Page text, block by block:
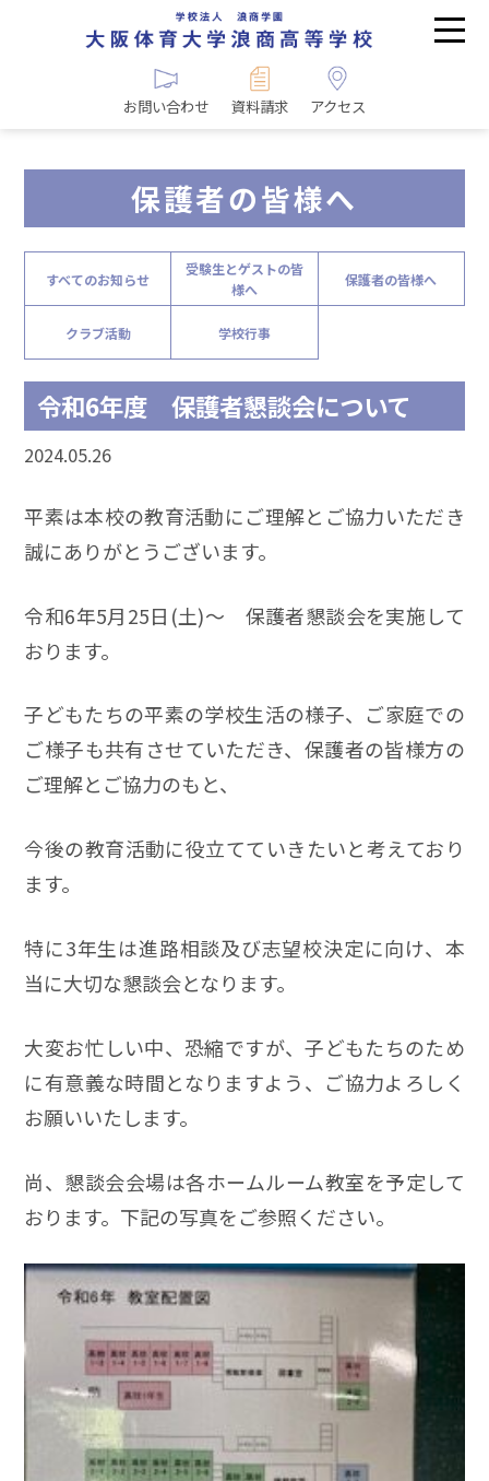
お問い合わせ 資料請求 アクセス
保護者の皆様へ
すべてのお知らせ
受験生とゲストの皆
様へ
保護者の皆様へ
クラブ活動 学校行事
令和6年度 保護者懇談会について
2024.05.26
平素は本校の教育活動にご理解とご協力いただき
誠にありがとうございます。
令和6年5月25日(土)～ 保護者懇談会を実施して
おります。
子どもたちの平素の学校生活の様子、ご家庭での
ご様子も共有させていただき、保護者の皆様方の
ご理解とご協力のもと、
今後の教育活動に役立てていきたいと考えており
ます。
特に3年生は進路相談及び志望校決定に向け、本
当に大切な懇談会となります。
大変お忙しい中、恐縮ですが、子どもたちのため
に有意義な時間となりますよう、ご協力よろしく
お願いいたします。
尚、懇談会会場は各ホームルーム教室を予定して
おります。下記の写真をご参照ください。